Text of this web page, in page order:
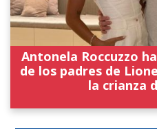
Antonela Roccuzzo
de los padres de
la crianza